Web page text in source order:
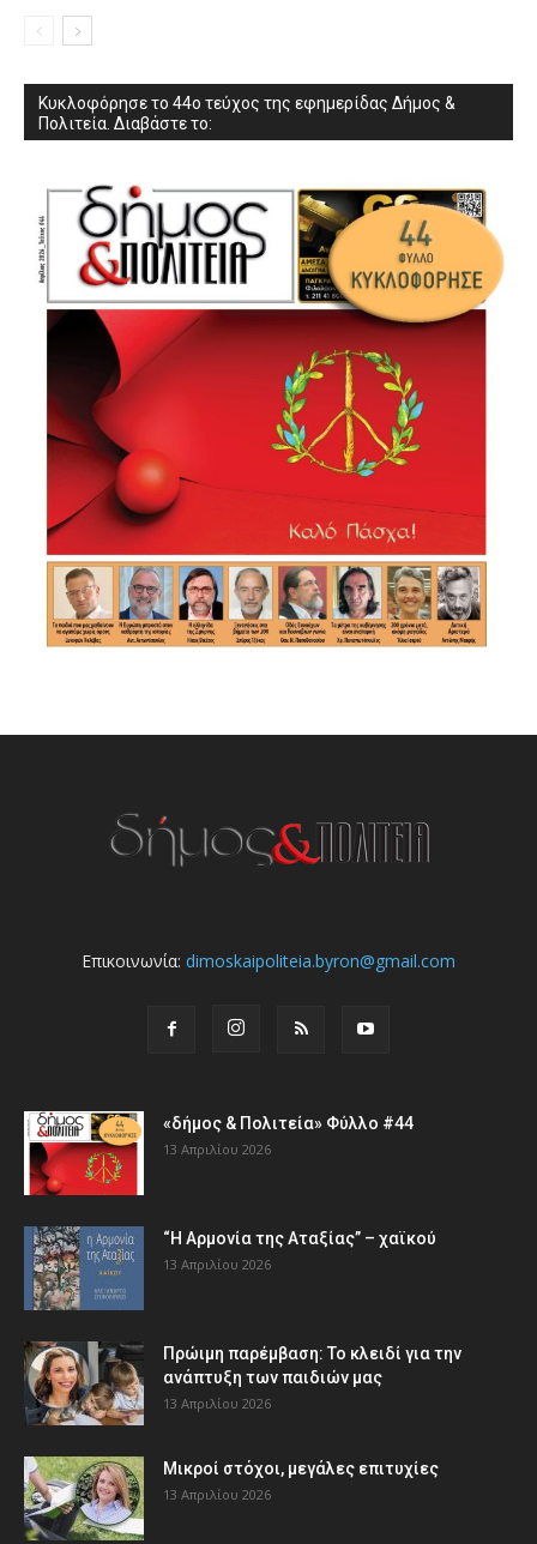
Κυκλοφόρησε το 44ο τεύχος της εφημερίδας Δήμος &
Πολιτεία. Διαβάστε το:
Επικοινωνία: dimoskaipoliteia.byron@gmail.com
«δήμος & Πολιτεία» Φύλλο #44
13 Απριλίου 2026
“Η Αρμονία της Αταξίας” – χαϊκού
13 Απριλίου 2026
Πρώιμη παρέμβαση: Το κλειδί για την
ανάπτυξη των παιδιών µας
13 Απριλίου 2026
Μικροί στόχοι, μεγάλες επιτυχίες
13 Απριλίου 2026